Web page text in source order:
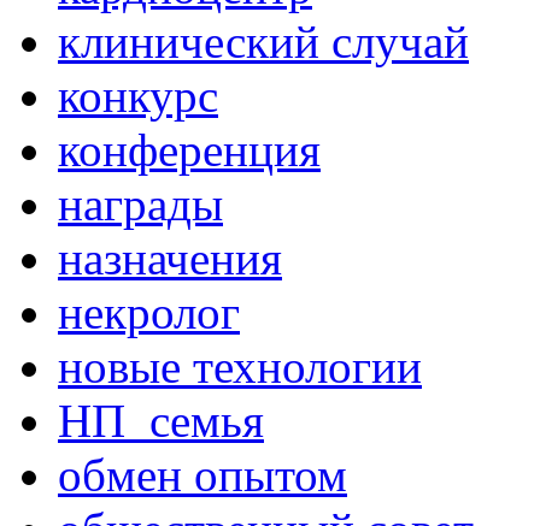
клинический случай
конкурс
конференция
награды
назначения
некролог
новые технологии
НП_семья
обмен опытом